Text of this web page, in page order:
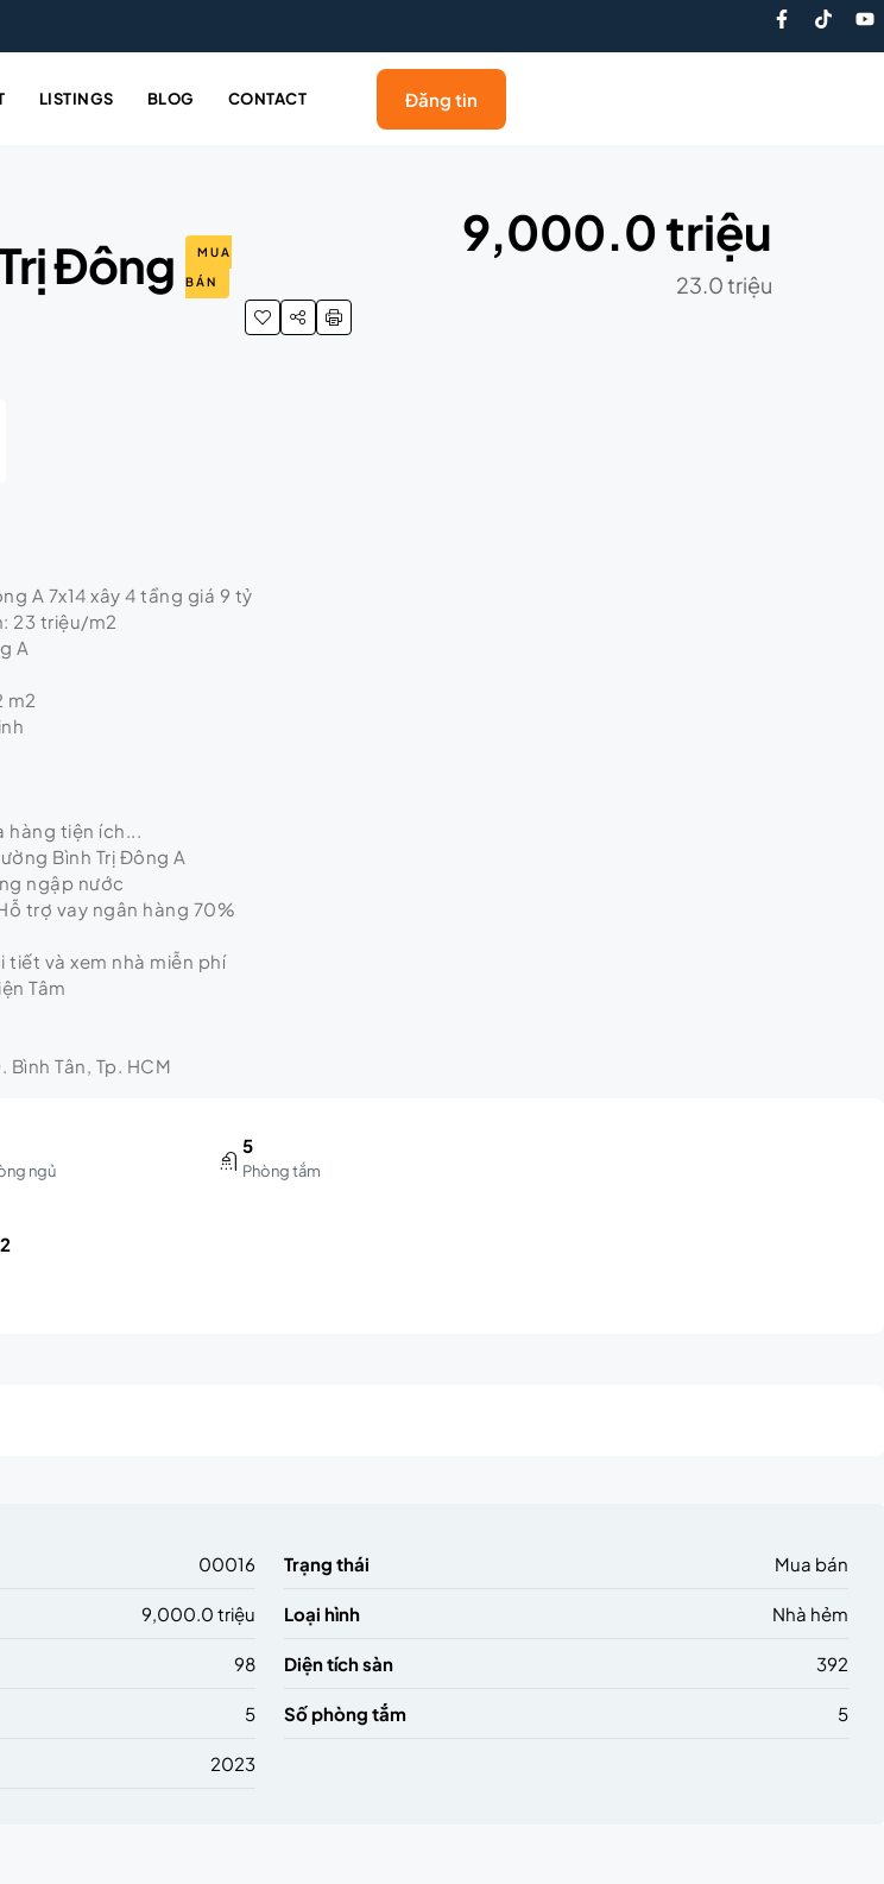
LISTINGS BLOG CONTACT Đăng tin
Đông
MUA
BÁN
9,000.0 triệu
23.0 triệu
A 7x14 xây 4 tầng giá 9 tỷ
23 triệu/m2
A
m2
hàng tiện ích...
Bình Trị Đông A
ngập nước
trợ vay ngân hàng 70%
tiết và xem nhà miễn phí
Tâm
Bình Tân, Tp. HCM
ngủ
5
Phòng tắm
00016 Trạng thái Mua bán
9,000.0 triệu Loại hình Nhà hẻm
98 Diện tích sàn 392
5 Số phòng tắm 5
2023